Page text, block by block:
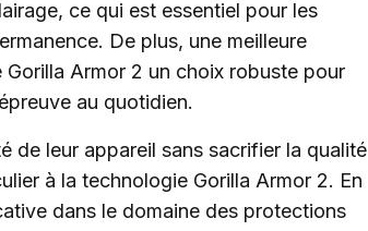
ce qui est essentiel pour les
De plus, une meilleure
Armor 2 un choix robuste pour
au quotidien.
de leur appareil sans sacrifier la qualité
à la technologie Gorilla Armor 2. En
dans le domaine des protections